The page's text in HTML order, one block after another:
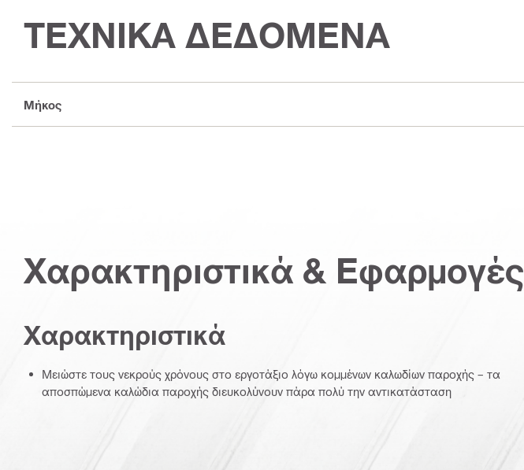
ΤΕΧΝΙΚΑ ΔΕΔΟΜΕΝΑ
Μήκος
Χαρακτηριστικά & Εφαρμογές
Χαρακτηριστικά
Μειώστε τους νεκρούς χρόνους στο εργοτάξιο λόγω κομμένων καλωδίων παροχής – τα
αποσπώμενα καλώδια παροχής διευκολύνουν πάρα πολύ την αντικατάσταση